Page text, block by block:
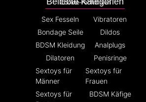
Sex Fesseln
Bondage Seile
BDSM Kleidung
Dilatoren
Sextoys für
Männer
Sextoys für
Vibratoren
Dildos
Analplugs
Penisringe
Sextoys für
Frauen
BDSM Käfige
Cookie-Richtlinien